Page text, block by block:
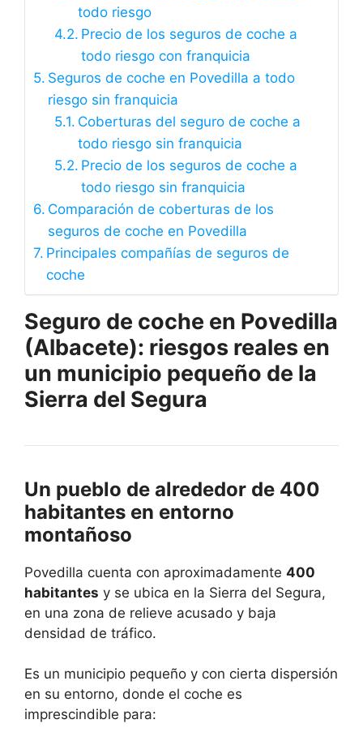
todo riesgo
Precio de los seguros de coche a
todo riesgo con franquicia
Seguros de coche en Povedilla a todo
riesgo sin franquicia
Coberturas del seguro de coche a
todo riesgo sin franquicia
Precio de los seguros de coche a
todo riesgo sin franquicia
Comparación de coberturas de los
seguros de coche en Povedilla
Principales compañías de seguros de
coche
Seguro de coche en Povedilla
(Albacete): riesgos reales en
un municipio pequeño de la
Sierra del Segura
Un pueblo de alrededor de 400
habitantes en entorno
montañoso
Povedilla cuenta con aproximadamente 400
habitantes y se ubica en la Sierra del Segura,
en una zona de relieve acusado y baja
densidad de tráfico.
Es un municipio pequeño y con cierta dispersión
en su entorno, donde el coche es
imprescindible para: